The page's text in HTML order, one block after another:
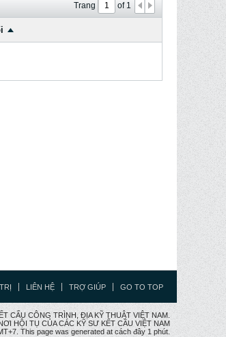
Trang of1
LIÊN HỆ TRỢ GIÚP GO TO TOP
CẤU CÔNG TRÌNH, ĐỊA KỸ THUẬT VIỆT NAM.
HỘI TỤ CỦA CÁC KỸ SƯ KẾT CÂU VIỆT NAM
This page was generated at cách đây 1 phút.